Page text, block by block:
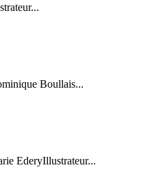
Boullais...
EderyIllustrateur...